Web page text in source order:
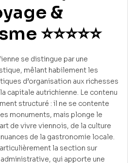
&
⭐⭐⭐⭐⭐
se distingue par une
mêlant habilement les
d’organisation aux richesses
capitale autrichienne. Le contenu
structuré : il ne se contente
monuments, mais plonge le
de vivre viennois, de la culture
de la gastronomie locale.
la section sur
qui apporte une